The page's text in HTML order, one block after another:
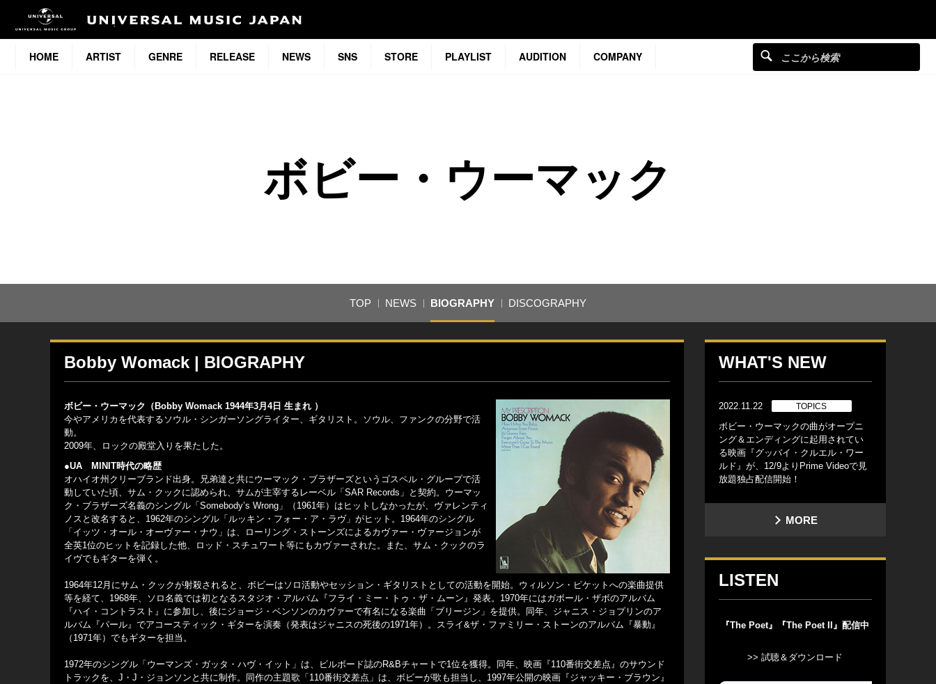
HOME ARTIST GENRE RELEASE NEWS SNS STORE PLAYLIST AUDITION COMPANY
ボビー・ウーマック
TOP NEWS BIOGRAPHY DISCOGRAPHY
Bobby Womack | BIOGRAPHY
ボビー・ウーマック（Bobby Womack 1944年3月4日 生まれ ）
今やアメリカを代表するソウル・シンガーソングライター、ギタリスト。ソウル、ファンクの分野で活
動。
2009年、ロックの殿堂入りを果たした。
●UA MINIT時代の略歴
オハイオ州クリーブランド出身。兄弟達と共にウーマック・ブラザーズというゴスペル・グループで活
動していた頃、サム・クックに認められ、サムが主宰するレーベル「SAR Records」と契約。ウーマッ
ク・ブラザーズ名義のシングル「Somebody’s Wrong」（1961年）はヒットしなかったが、ヴァレンティ
ノスと改名すると、1962年のシングル「ルッキン・フォー・ア・ラヴ」がヒット。1964年のシングル
「イッツ・オール・オーヴァー・ナウ」は、ローリング・ストーンズによるカヴァー・ヴァージョンが
全英1位のヒットを記録した他、ロッド・スチュワート等にもカヴァーされた。また、サム・クックのラ
イヴでもギターを弾く。
1964年12月にサム・クックが射殺されると、ボビーはソロ活動やセッション・ギタリストとしての活動を開始。ウィルソン・ピケットへの楽曲提供
等を経て、1968年、ソロ名義では初となるスタジオ・アルバム『フライ・ミー・トゥ・ザ・ムーン』発表。1970年にはガボール・ザボのアルバム
『ハイ・コントラスト』に参加し、後にジョージ・ベンソンのカヴァーで有名になる楽曲「ブリージン」を提供。同年、ジャニス・ジョプリンのア
ルバム『パール』でアコースティック・ギターを演奏（発表はジャニスの死後の1971年）。スライ&ザ・ファミリー・ストーンのアルバム『暴動』
（1971年）でもギターを担当。
1972年のシングル「ウーマンズ・ガッタ・ハヴ・イット」は、ビルボード誌のR&Bチャートで1位を獲得。同年、映画『110番街交差点』のサウンド
トラックを、J・J・ジョンソンと共に制作。同作の主題歌「110番街交差点」は、ボビーが歌も担当し、1997年公開の映画『ジャッキー・ブラウン』
WHAT'S NEW
2022.11.22 TOPICS
ボビー・ウーマックの曲がオープニ
ング＆エンディングに起用されてい
る映画『グッバイ・クルエル・ワー
ルド』が、12/9よりPrime Videoで見
放題独占配信開始！
MORE
LISTEN
『The Poet』『The Poet II』配信中
>> 試聴＆ダウンロード